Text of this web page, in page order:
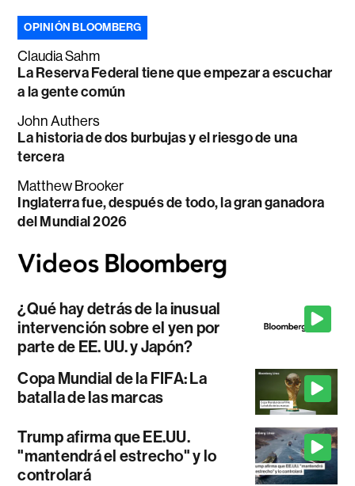
OPINIÓN BLOOMBERG
Claudia Sahm
La Reserva Federal tiene que empezar a escuchar
a la gente común
John Authers
La historia de dos burbujas y el riesgo de una
tercera
Matthew Brooker
Inglaterra fue, después de todo, la gran ganadora
del Mundial 2026
¿Qué hay detrás de la inusual
intervención sobre el yen por
parte de EE. UU. y Japón?
Copa Mundial de la FIFA: La
batalla de las marcas
Trump afirma que EE.UU.
"mantendrá el estrecho" y lo
controlará